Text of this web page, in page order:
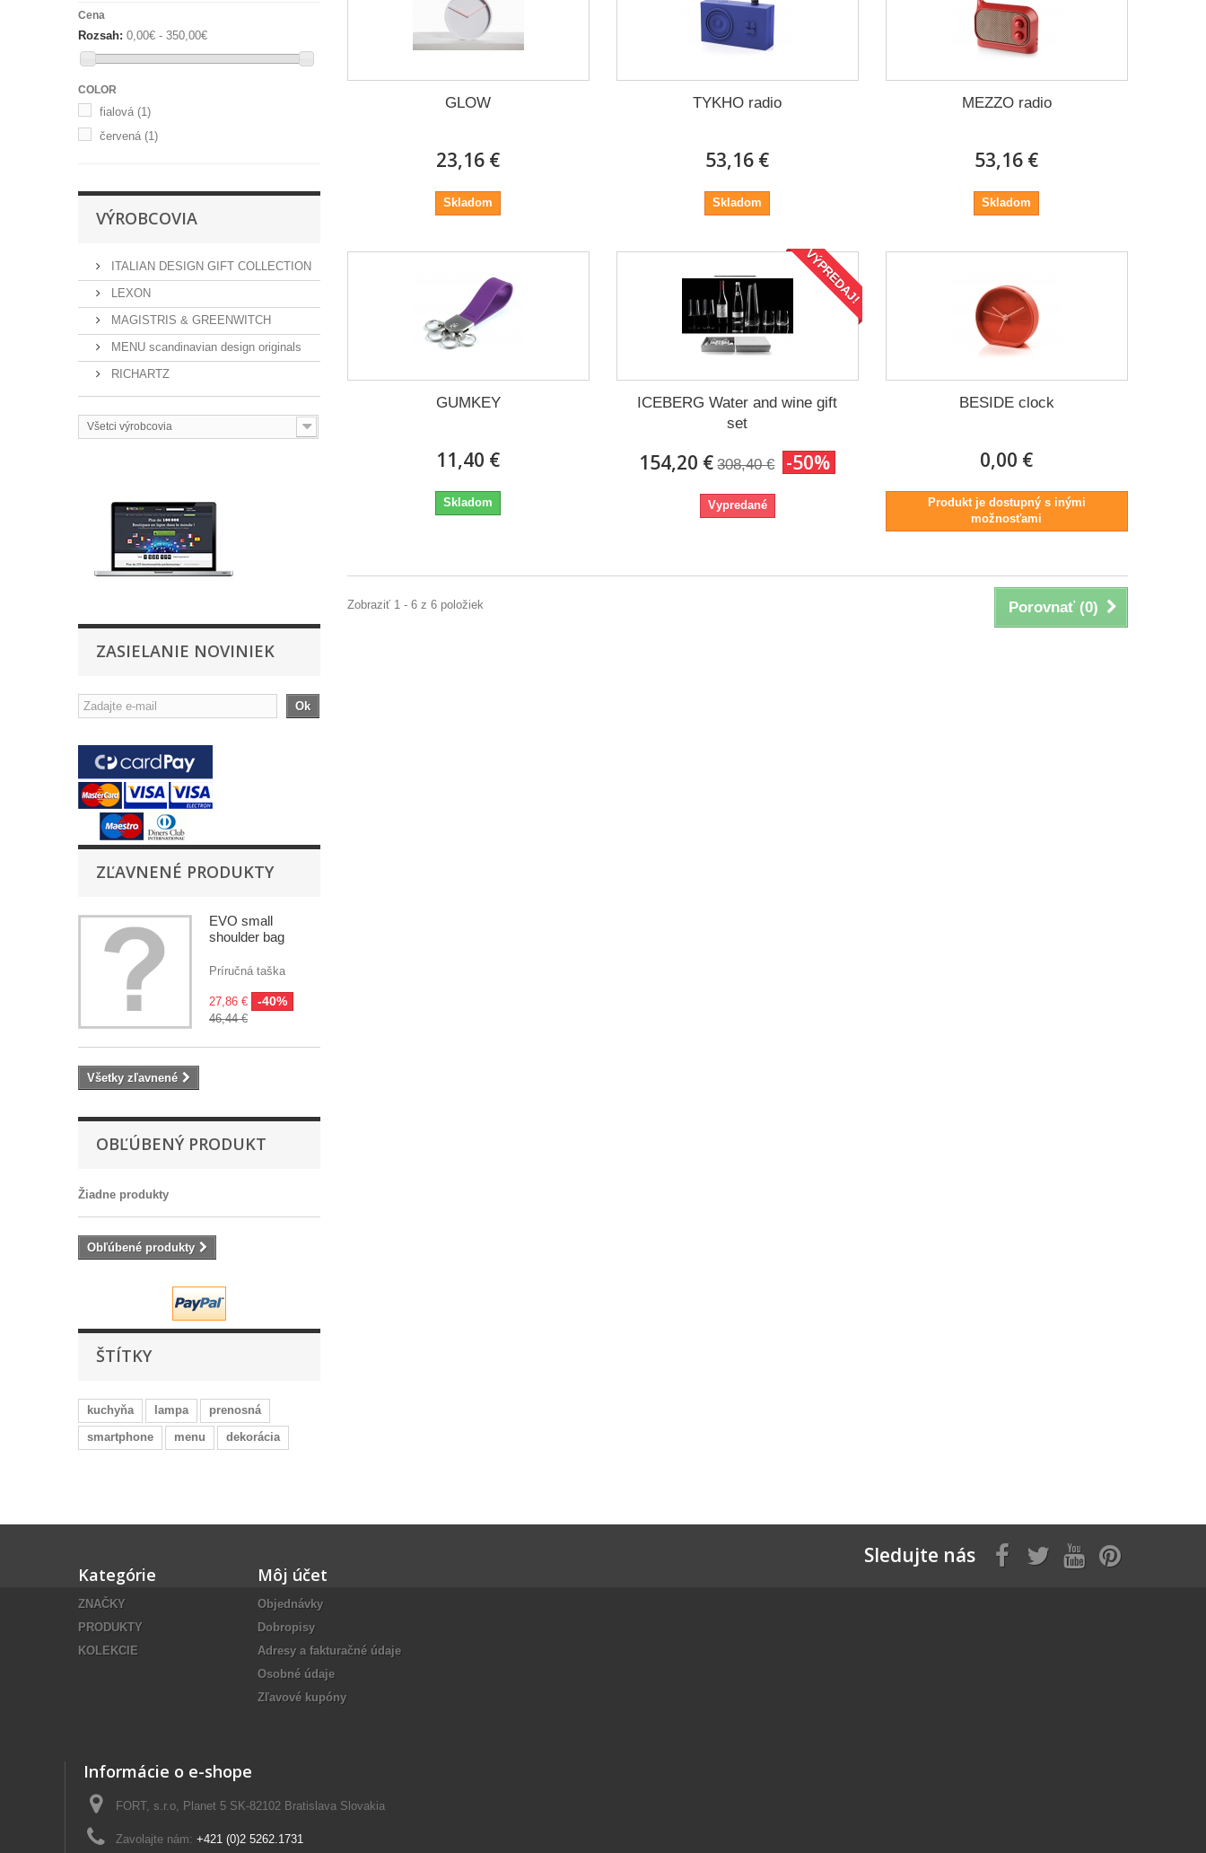
Cena
Rozsah: 0,00€ - 350,00€
COLOR
fialová (1)
červená (1)
VÝROBCOVIA
ITALIAN DESIGN GIFT COLLECTION
LEXON
MAGISTRIS & GREENWITCH
MENU scandinavian design originals
RICHARTZ
Všetci výrobcovia
ZASIELANIE NOVINIEK
Ok
ZĽAVNENÉ PRODUKTY
EVO small
shoulder bag
Príručná taška
27,86 € -40%
46,44 €
Všetky zľavnené
OBĽÚBENÝ PRODUKT
Žiadne produkty
Obľúbené produkty
ŠTÍTKY
kuchyňa lampa
prenosná
smartphone
menu dekorácia
GLOW
23,16 €
Skladom
TYKHO radio
53,16 €
Skladom
MEZZO radio
53,16 €
Skladom
GUMKEY
11,40 €
Skladom
VÝPREDAJ!
ICEBERG Water and wine gift
set
154,20 € 308,40 € -50%
Vypredané
BESIDE clock
0,00 €
Produkt je dostupný s inými
možnosťami
Porovnať (0)
Zobraziť 1 - 6 z 6 položiek
Kategórie
ZNAČKY
PRODUKTY
KOLEKCIE
Môj účet
Objednávky
Dobropisy
Adresy a fakturačné údaje
Osobné údaje
Zľavové kupóny
Sledujte nás
Informácie o e-shope
FORT, s.r.o, Planet 5 SK-82102 Bratislava Slovakia
Zavolajte nám: +421 (0)2 5262.1731